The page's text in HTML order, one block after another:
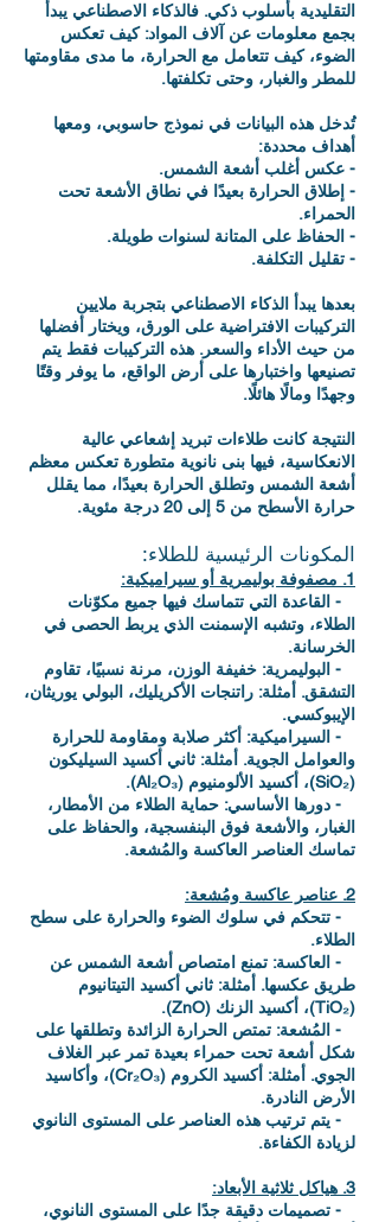
التقليدية بأسلوب ذكي. فالذكاء الاصطناعي يبدأ
بجمع معلومات عن آلاف المواد: كيف تعكس
الضوء، كيف تتعامل مع الحرارة، ما مدى مقاومتها
للمطر والغبار، وحتى تكلفتها.
تُدخل هذه البيانات في نموذج حاسوبي، ومعها
أهداف محددة:‬
‫- عكس أغلب أشعة الشمس.‬
‫- إطلاق الحرارة بعيدًا في نطاق الأشعة تحت
الحمراء.‬
‫- الحفاظ على المتانة لسنوات طويلة.‬
‫- تقليل التكلفة.‬
‫بعدها يبدأ الذكاء الاصطناعي بتجربة ملايين
التركيبات الافتراضية على الورق، ويختار أفضلها
من حيث الأداء والسعر. هذه التركيبات فقط يتم
تصنيعها واختبارها على أرض الواقع، ما يوفر وقتًا
وجهدًا ومالًا هائلًا.‬
‫النتيجة كانت طلاءات تبريد إشعاعي عالية
الانعكاسية، فيها بنى نانوية متطورة تعكس معظم
أشعة الشمس وتطلق الحرارة بعيدًا، مما يقلل
حرارة الأسطح من 5 إلى 20 درجة مئوية.‬
‫المكونات الرئيسية للطلاء:‬
‫1. مصفوفة بوليمرية أو سيراميكية:‬
‫ - القاعدة التي تتماسك فيها جميع مكوّنات
الطلاء، وتشبه الإسمنت الذي يربط الحصى في
الخرسانة.‬
‫ - البوليمرية: خفيفة الوزن، مرنة نسبيًا، تقاوم
التشقق. أمثلة: راتنجات الأكريليك، البولي يوريثان،
الإيبوكسي.‬
‫ - السيراميكية: أكثر صلابة ومقاومة للحرارة
والعوامل الجوية. أمثلة: ثاني أكسيد السيليكون
(SiO₂)، أكسيد الألومنيوم (Al₂O₃).‬
‫ - دورها الأساسي: حماية الطلاء من الأمطار،
الغبار، والأشعة فوق البنفسجية، والحفاظ على
تماسك العناصر العاكسة والمُشعة.‬
‫2. عناصر عاكسة ومُشعة:‬
‫ - تتحكم في سلوك الضوء والحرارة على سطح
الطلاء.‬
‫ - العاكسة: تمنع امتصاص أشعة الشمس عن
طريق عكسها. أمثلة: ثاني أكسيد التيتانيوم
(TiO₂)، أكسيد الزنك (ZnO).‬
‫ - المُشعة: تمتص الحرارة الزائدة وتطلقها على
شكل أشعة تحت حمراء بعيدة تمر عبر الغلاف
الجوي. أمثلة: أكسيد الكروم (Cr₂O₃)، وأكاسيد
الأرض النادرة.‬
‫ - يتم ترتيب هذه العناصر على المستوى النانوي
لزيادة الكفاءة.‬
‫3. هياكل ثلاثية الأبعاد:
‫ - تصميمات دقيقة جدًا على المستوى النانوي،